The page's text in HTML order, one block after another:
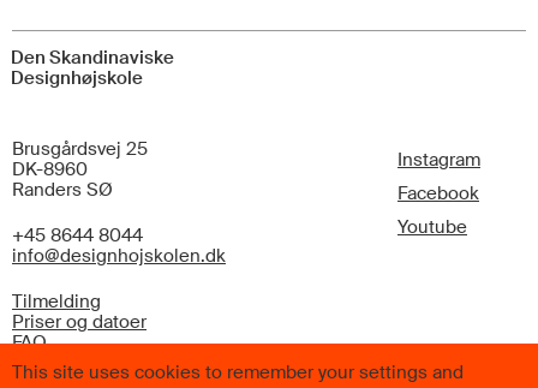
This site uses cookies to remember your settings and
Den Skandinaviske
Designhøjskole
Brusgårdsvej 25
DK-8960
Randers SØ
+45 8644 8044
info@designhojskolen.dk
Tilmelding
Priser og datoer
FAQ
Instagram
Facebook
Youtube